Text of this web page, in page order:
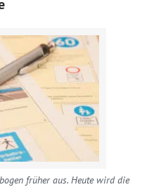
früher aus. Heute wird die